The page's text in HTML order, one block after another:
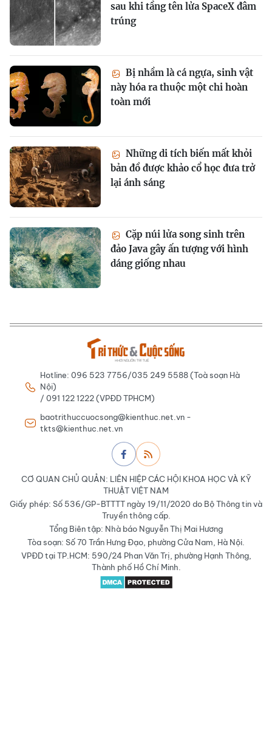
sau khi tầng tên lửa SpaceX đâm
trúng
Bị nhầm là cá ngựa, sinh vật
này hóa ra thuộc một chi hoàn
toàn mới
Những di tích biến mất khỏi
bản đồ được khảo cổ học đưa trở
lại ánh sáng
Cặp núi lửa song sinh trên
đảo Java gây ấn tượng với hình
dáng giống nhau
Hotline: 096 523 7756/035 249 5588 (Toà soạn Hà
Nội)
/ 091 122 1222 (VPĐD TPHCM)
baotrithuccuocsong@kienthuc.net.vn -
tkts@kienthuc.net.vn
CƠ QUAN CHỦ QUẢN: LIÊN HIỆP CÁC HỘI KHOA HỌC VÀ KỸ
THUẬT VIỆT NAM
Giấy phép: Số 536/GP-BTTTT ngày 19/11/2020 do Bộ Thông tin và
Truyền thông cấp.
Tổng Biên tập: Nhà báo Nguyễn Thị Mai Hương
Tòa soạn: Số 70 Trần Hưng Đạo, phường Cửa Nam, Hà Nội.
VPĐD tại TP.HCM: 590/24 Phan Văn Trị, phường Hạnh Thông,
Thành phố Hồ Chí Minh.